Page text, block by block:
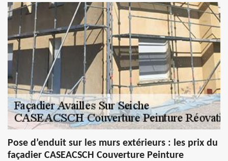
Pose d’enduit sur les murs extérieurs : les prix du
façadier CASEACSCH Couverture Peinture